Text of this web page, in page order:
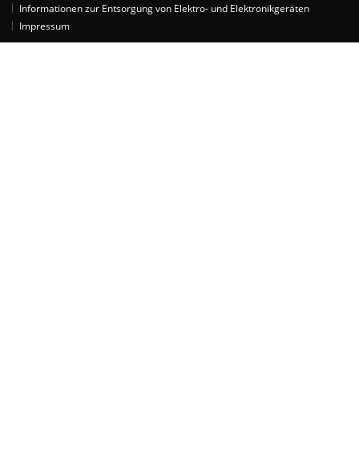
Informationen zur Entsorgung von Elektro- und Elektronikgeräten
Impressum